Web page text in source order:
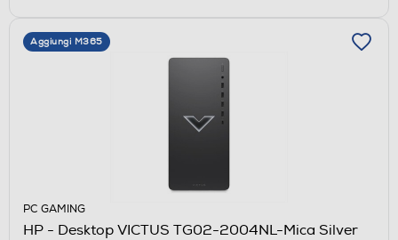
Aggiungi M365
PC GAMING
HP - Desktop VICTUS TG02-2004NL-Mica Silver